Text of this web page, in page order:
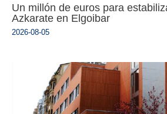
Un millón de euros para
Azkarate en Elgoibar
2026-08-05